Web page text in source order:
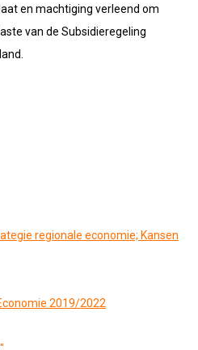
en machtiging verleend om
van de Subsidieregeling
regionale economie; Kansen
2019/2022